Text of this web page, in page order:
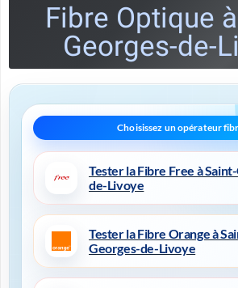
Fibre Optique
Georges-de-
Tester la Fibre Free à
de-Livoye
Tester la Fibre Orange à
Georges-de-Livoye